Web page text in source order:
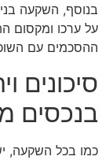
בנוסף, השקעה
על ערכו ומקסום
ההסכמים עם
סיכונים
בנכסים
כמו בכל השקעה,